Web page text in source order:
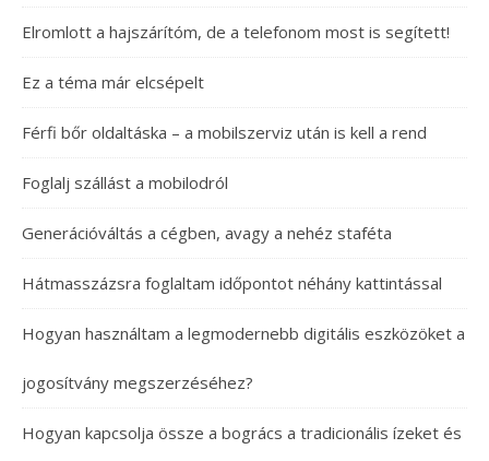
Elromlott a hajszárítóm, de a telefonom most is segített!
Ez a téma már elcsépelt
Férfi bőr oldaltáska – a mobilszerviz után is kell a rend
Foglalj szállást a mobilodról
Generációváltás a cégben, avagy a nehéz staféta
Hátmasszázsra foglaltam időpontot néhány kattintással
Hogyan használtam a legmodernebb digitális eszközöket a
jogosítvány megszerzéséhez?
Hogyan kapcsolja össze a bogrács a tradicionális ízeket és